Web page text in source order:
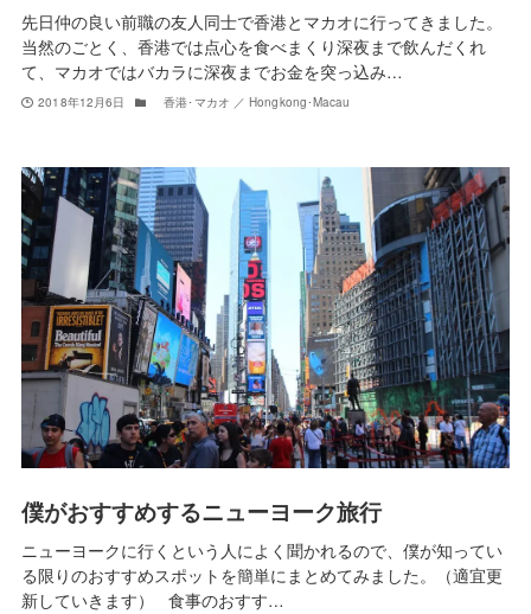
先日仲の良い前職の友人同士で香港とマカオに行ってきました。
当然のごとく、香港では点心を食べまくり深夜まで飲んだくれ
て、マカオではバカラに深夜までお金を突っ込み…
2018年12月6日 香港･マカオ ／ Hongkong･Macau
僕がおすすめするニューヨーク旅行
ニューヨークに行くという人によく聞かれるので、僕が知ってい
る限りのおすすめスポットを簡単にまとめてみました。（適宜更
新していきます） 食事のおすす…